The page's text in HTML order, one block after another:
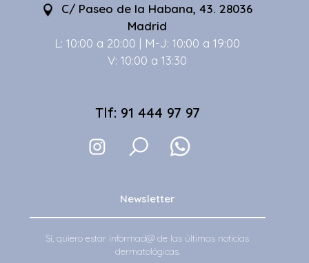
C/ Paseo de la Habana, 43. 28036
Madrid
L: 10:00 a 20:00 | M-J: 10:00 a 19:00
V: 10:00 a 13:30
Tlf: 91 444 97 97
Newsletter
Sí, quiero estar informad@ de las últimas noticias
dermatológicas.